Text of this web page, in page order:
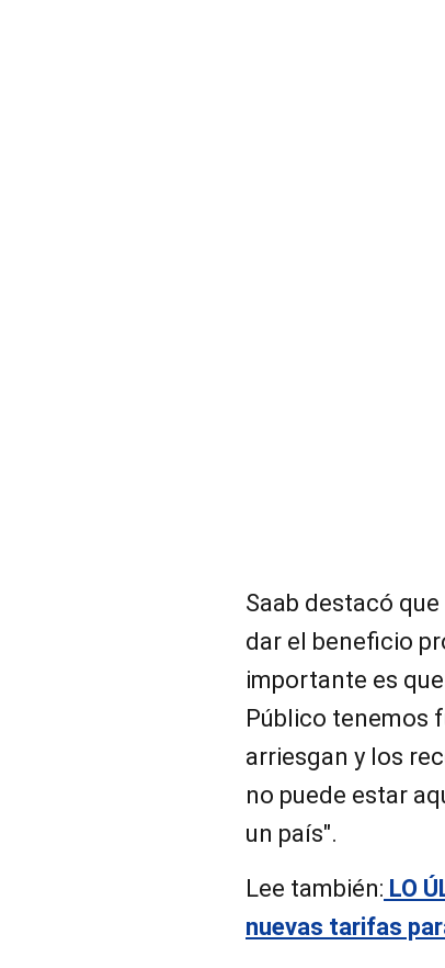
Saab destacó
dar el beneficio
importante es
Público tenemos
arriesgan y los
no puede estar
un país".
Lee también: LO
nuevas tarifas